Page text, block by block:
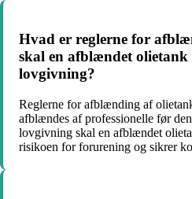
Hvad er reglerne for
skal en afblændet olietank
lovgivning?
Reglerne for afblænding af
afblændes af professionelle før
lovgivning skal en afblændet
risikoen for forurening og sikrer